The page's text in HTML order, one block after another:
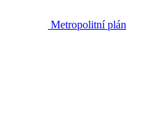
Metropolitní plán